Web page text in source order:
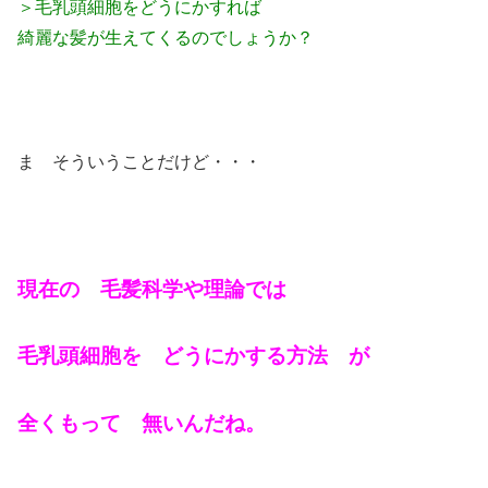
＞毛乳頭細胞をどうにかすれば
綺麗な髪が生えてくるのでしょうか？
ま そういうことだけど・・・
現在の 毛髪科学や理論では
毛乳頭細胞を どうにかする方法 が
全くもって 無いんだね。